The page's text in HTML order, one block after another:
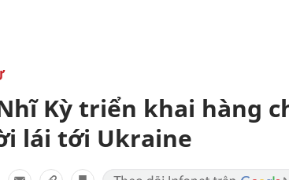
Kỳ triển khai hàng
lái tới Ukraine